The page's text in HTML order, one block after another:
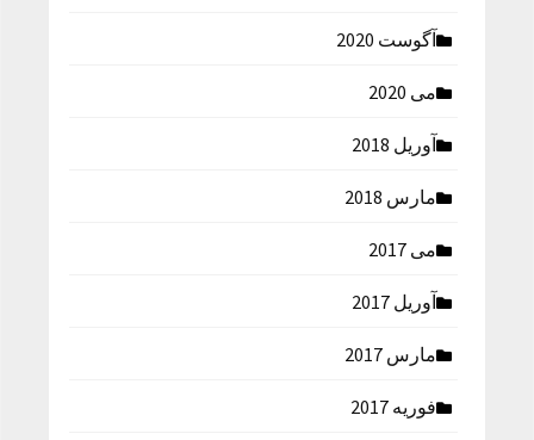
آگوست 2020
می 2020
آوریل 2018
مارس 2018
می 2017
آوریل 2017
مارس 2017
فوریه 2017